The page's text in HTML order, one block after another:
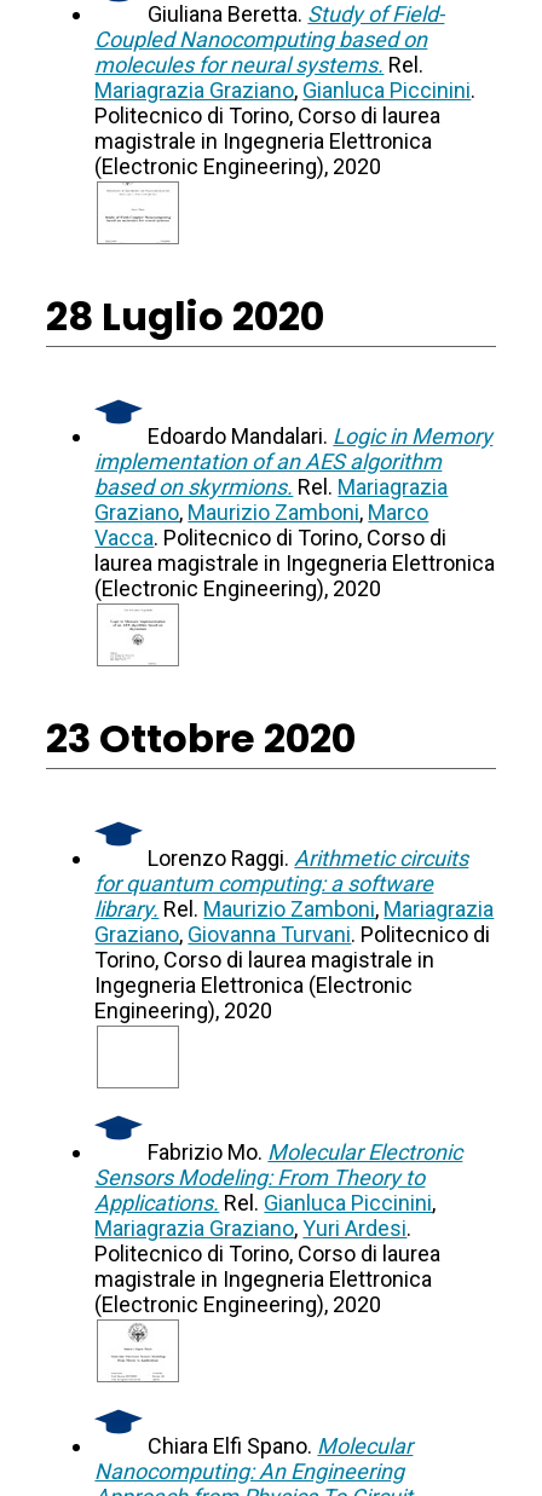
Giuliana Beretta. Study of Field-
Coupled Nanocomputing based on
molecules for neural systems. Rel.
Mariagrazia Graziano, Gianluca Piccinini.
Politecnico di Torino, Corso di laurea
magistrale in Ingegneria Elettronica
(Electronic Engineering), 2020
28 Luglio 2020
Edoardo Mandalari. Logic in Memory
implementation of an AES algorithm
based on skyrmions. Rel. Mariagrazia
Graziano, Maurizio Zamboni, Marco
Vacca. Politecnico di Torino, Corso di
laurea magistrale in Ingegneria Elettronica
(Electronic Engineering), 2020
23 Ottobre 2020
Lorenzo Raggi. Arithmetic circuits
for quantum computing: a software
library. Rel. Maurizio Zamboni, Mariagrazia
Graziano, Giovanna Turvani. Politecnico di
Torino, Corso di laurea magistrale in
Ingegneria Elettronica (Electronic
Engineering), 2020
Fabrizio Mo. Molecular Electronic
Sensors Modeling: From Theory to
Applications. Rel. Gianluca Piccinini,
Mariagrazia Graziano,Yuri Ardesi.
Politecnico di Torino, Corso di laurea
magistrale in Ingegneria Elettronica
(Electronic Engineering), 2020
Chiara Elfi Spano. Molecular
Nanocomputing: An Engineering